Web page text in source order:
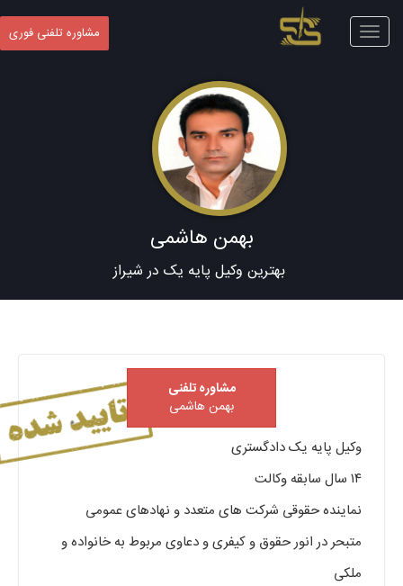
Toggle
navigation
مشاوره تلفنی فوری
بهمن هاشمی
بهترین وکیل پایه یک در شیراز
مشاوره تلفنی
بهمن هاشمی
وکیل پایه یک دادگستری
۱۴ سال سابقه وکالت
نماینده حقوقی شرکت های متعدد و نهادهای عمومی
متبحر در انور حقوق و کیفری و دعاوی مربوط به خانواده و
ملکی